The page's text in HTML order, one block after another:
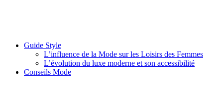
Guide Style
L’influence de la Mode sur les Loisirs des Femmes
L’évolution du luxe moderne et son accessibilité
Conseils Mode